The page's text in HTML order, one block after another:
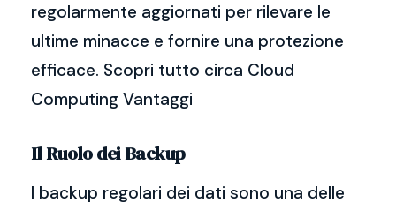
regolarmente aggiornati per rilevare le
ultime minacce e fornire una protezione
efficace. Scopri tutto circa Cloud
Computing Vantaggi
Il Ruolo dei Backup
I backup regolari dei dati sono una delle